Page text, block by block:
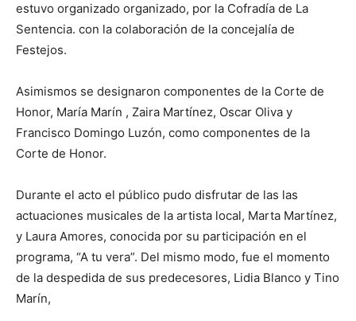
estuvo organizado organizado, por la Cofradía de La
Sentencia. con la colaboración de la concejalía de
Festejos.
Asimismos se designaron componentes de la Corte de
Honor, María Marín , Zaira Martínez, Oscar Oliva y
Francisco Domingo Luzón, como componentes de la
Corte de Honor.
Durante el acto el público pudo disfrutar de las las
actuaciones musicales de la artista local, Marta Martínez,
y Laura Amores, conocida por su participación en el
programa, “A tu vera”. Del mismo modo, fue el momento
de la despedida de sus predecesores, Lidia Blanco y Tino
Marín,